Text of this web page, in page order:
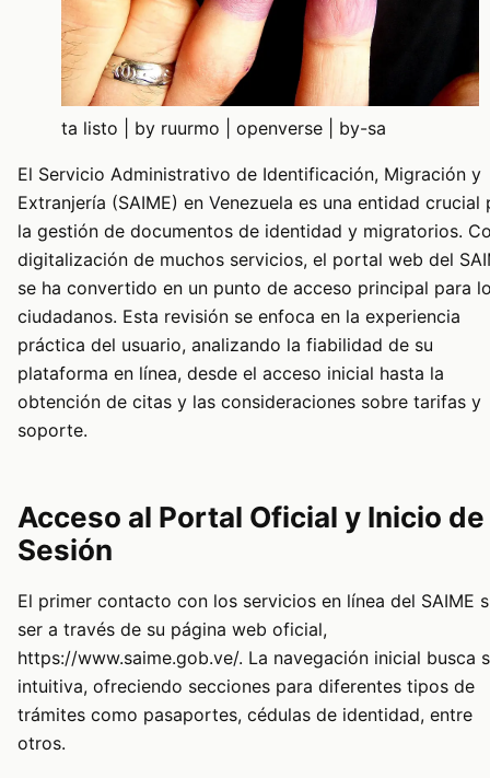
ta listo | by ruurmo | openverse | by-sa
El Servicio Administrativo de Identificación, Migración y
Extranjería (SAIME) en Venezuela es una entidad crucial
la gestión de documentos de identidad y migratorios.
digitalización de muchos servicios, el portal web del
se ha convertido en un punto de acceso principal para
ciudadanos. Esta revisión se enfoca en la experiencia
práctica del usuario, analizando la fiabilidad de su
plataforma en línea, desde el acceso inicial hasta la
obtención de citas y las consideraciones sobre tarifas y
soporte.
Acceso al Portal Oficial y Inicio de
Sesión
El primer contacto con los servicios en línea del SAIME
ser a través de su página web oficial,
https://www.saime.gob.ve/. La navegación inicial busca
intuitiva, ofreciendo secciones para diferentes tipos de
trámites como pasaportes, cédulas de identidad, entre
otros.